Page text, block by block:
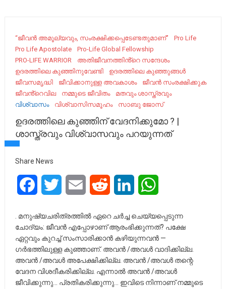
“ജീവന്‍ അമൂല്യവും, സംരക്ഷിക്കപ്പെടേണ്ടതുമാണ്”
Pro Life
Pro Life Apostolate
Pro-Life Global Fellowship
PRO-LIFE WARRIOR
അതിജീവനത്തിൻ്റെ സന്ദേശം
ഉദരത്തിലെ കുഞ്ഞിനുവേണ്ടി
ഉദരത്തിലെ കുഞ്ഞുങ്ങൾ
ജീവസമൃദ്ധി
ജീവിക്കാനുള്ള അവകാശം
ജീവൻ സംരക്ഷിക്കുക
ജീവൻ്റെവില
നമ്മുടെ ജീവിതം
മതവും ശാസ്ത്രവും
വിശ്വാസം
വിശ്വാസിസമൂഹം സാബു ജോസ്
ഉദരത്തിലെ കുഞ്ഞിന് വേദനിക്കുമോ ? |
ശാസ്ത്രവും വിശ്വാസവും പറയുന്നത്
Share News
FacebookTwitter Email Reddit LinkedIn
. മനുഷ്യചരിത്രത്തിൽ ഏറെ ചർച്ച ചെയ്യപ്പെടുന്ന
ചോദ്യം: ജീവൻ എപ്പോഴാണ് ആരംഭിക്കുന്നത്? പക്ഷേ
ഏറ്റവും കുറച്ച് സംസാരിക്കാൻ കഴിയുന്നവൻ —
ഗർഭത്തിലുള്ള കുഞ്ഞാണ്. അവൻ /അവൾ വാദിക്കില്ല.
അവൻ /അവൾ അപേക്ഷിക്കില്ല. അവൻ /അവൾ തന്റെ
വേദന വിശദീകരിക്കില്ല. എന്നാൽ അവൻ /അവൾ
ജീവിക്കുന്നു… പ്രതികരിക്കുന്നു… ഇവിടെ നിന്നാണ് നമ്മുടെ